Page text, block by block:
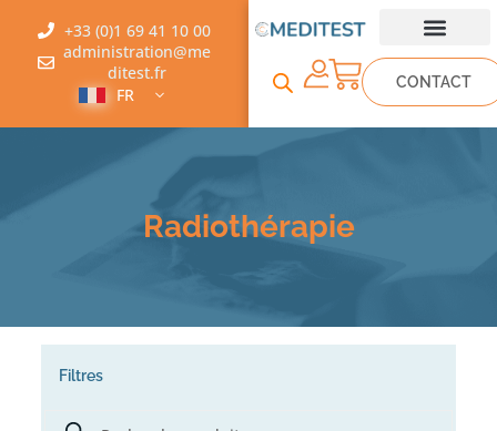
+33 (0)1 69 41 10 00
administration@me
ditest.fr
FR
CONTACT
Radiothérapie
Filtres